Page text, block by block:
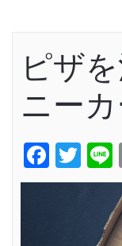
ピザ
ニーカ